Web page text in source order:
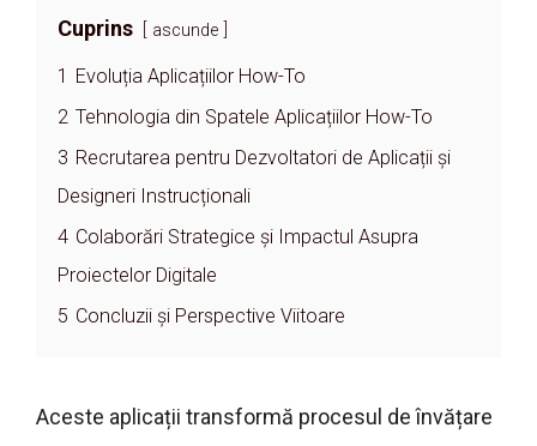
Cuprins ascunde
1 Evoluția Aplicațiilor How-To
2 Tehnologia din Spatele Aplicațiilor How-To
3 Recrutarea pentru Dezvoltatori de Aplicații și
Designeri Instrucționali
4 Colaborări Strategice și Impactul Asupra
Proiectelor Digitale
5 Concluzii și Perspective Viitoare
Aceste aplicații transformă procesul de învățare